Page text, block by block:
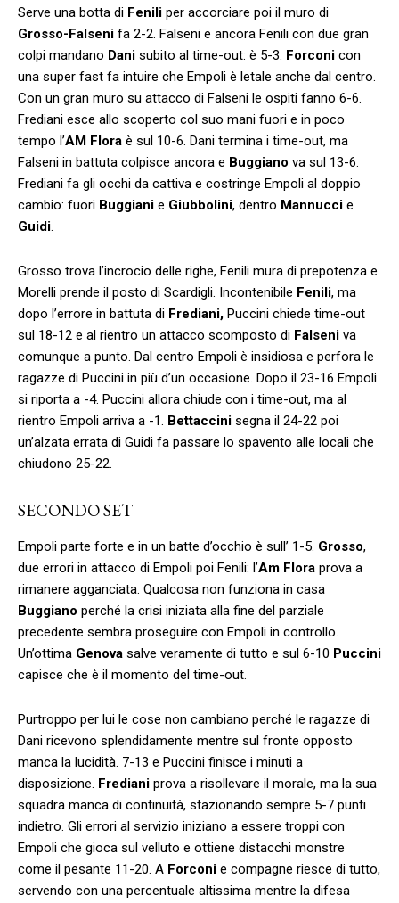
Serve una botta di Fenili per accorciare poi il muro di
Grosso-Falseni fa 2-2. Falseni e ancora Fenili con due gran
colpi mandano Dani subito al time-out: è 5-3. Forconi con
una super fast fa intuire che Empoli è letale anche dal centro.
Con un gran muro su attacco di Falseni le ospiti fanno 6-6.
Frediani esce allo scoperto col suo mani fuori e in poco
tempo l’AM Flora è sul 10-6. Dani termina i time-out, ma
Falseni in battuta colpisce ancora e Buggiano va sul 13-6.
Frediani fa gli occhi da cattiva e costringe Empoli al doppio
cambio: fuori Buggiani e Giubbolini, dentro Mannucci e
Guidi.
Grosso trova l’incrocio delle righe, Fenili mura di prepotenza e
Morelli prende il posto di Scardigli. Incontenibile Fenili, ma
dopo l’errore in battuta di Frediani, Puccini chiede time-out
sul 18-12 e al rientro un attacco scomposto di Falseni va
comunque a punto. Dal centro Empoli è insidiosa e perfora le
ragazze di Puccini in più d’un occasione. Dopo il 23-16 Empoli
si riporta a -4. Puccini allora chiude con i time-out, ma al
rientro Empoli arriva a -1. Bettaccini segna il 24-22 poi
un’alzata errata di Guidi fa passare lo spavento alle locali che
chiudono 25-22.
SECONDO SET
Empoli parte forte e in un batte d’occhio è sull’ 1-5. Grosso,
due errori in attacco di Empoli poi Fenili: l’Am Flora prova a
rimanere agganciata. Qualcosa non funziona in casa
Buggiano perché la crisi iniziata alla fine del parziale
precedente sembra proseguire con Empoli in controllo.
Un’ottima Genova salve veramente di tutto e sul 6-10 Puccini
capisce che è il momento del time-out.
Purtroppo per lui le cose non cambiano perché le ragazze di
Dani ricevono splendidamente mentre sul fronte opposto
manca la lucidità. 7-13 e Puccini finisce i minuti a
disposizione. Frediani prova a risollevare il morale, ma la sua
squadra manca di continuità, stazionando sempre 5-7 punti
indietro. Gli errori al servizio iniziano a essere troppi con
Empoli che gioca sul velluto e ottiene distacchi monstre
come il pesante 11-20. A Forconi e compagne riesce di tutto,
servendo con una percentuale altissima mentre la difesa